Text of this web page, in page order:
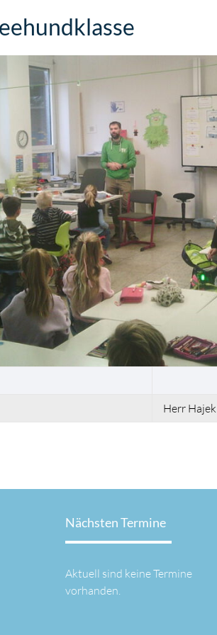
Herr Hajek
Nächsten Termine
Aktuell sind keine Termine
vorhanden.